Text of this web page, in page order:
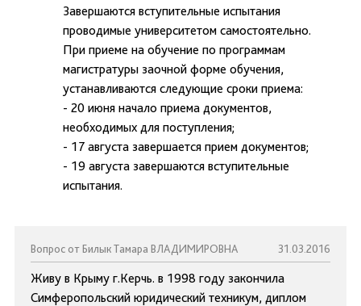
Завершаются вступительные испытания
проводимые университетом самостоятельно.
При приеме на обучение по программам
магистратуры заочной форме обучения,
устанавливаются следующие сроки приема:
- 20 июня начало приема документов,
необходимых для поступления;
- 17 августа завершается прием документов;
- 19 августа завершаются вступительные
испытания.
Вопрос от Билык Тамара ВЛАДИМИРОВНА 31.03.2016
Живу в Крыму г.Керчь. в 1998 году закончила
Симферопольский юридический техникум, диплом